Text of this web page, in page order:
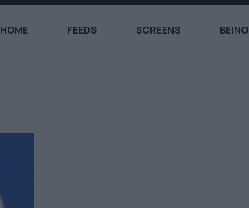
HOME FEEDS SCREENS BEING